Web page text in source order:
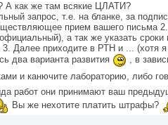
А как же там всякие ЦЛАТИ?
запрос, т.е. на бланке, за
прием вашего письма
а так же указать
3. Далее приходите в РТН и ... (хотя
два варианта развития
, в
и канючите лабораторию, либо
работ они принимают ваш
Вы же нехотите платить штрафы?